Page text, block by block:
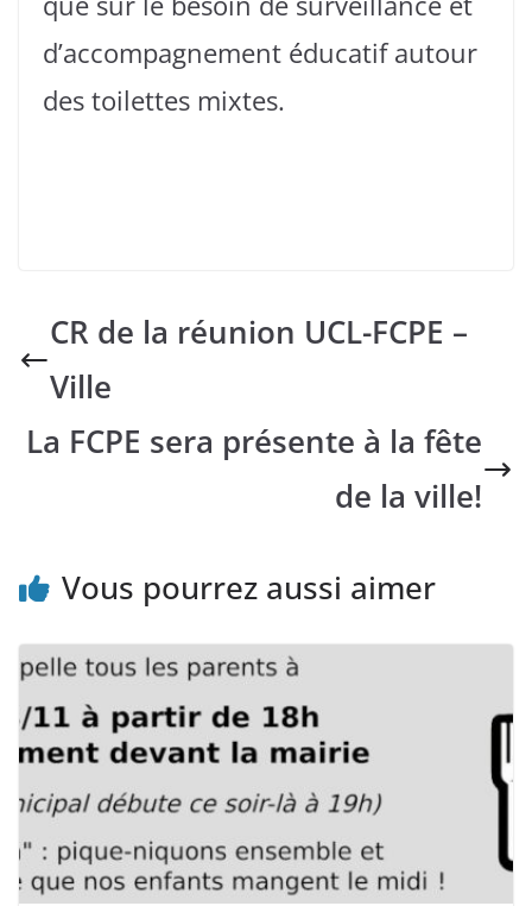
d’accompagnement éducatif autour
des toilettes mixtes.
CR de la réunion UCL-FCPE –
Ville
La FCPE sera présente à la fête
de la ville!
Vous pourrez aussi aimer